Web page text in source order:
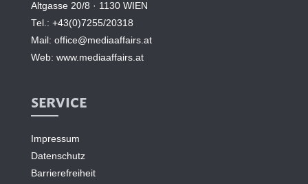
Altgasse 20/8 · 1130 WIEN
Tel.: +43(0)7255/20318
Mail: office@mediaaffairs.at
Web: www.mediaaffairs.at
SERVICE
Impressum
Datenschutz
Barrierefreiheit